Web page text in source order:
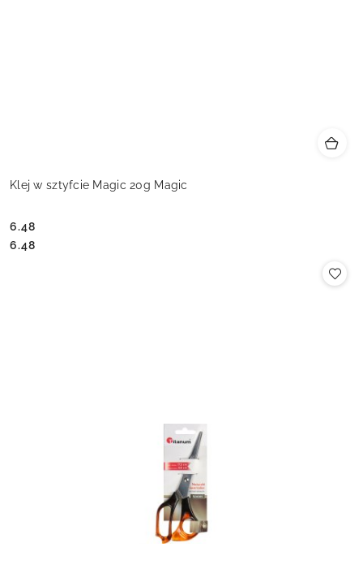
Klej w sztyfcie Magic 20g Magic
Cena:
6.48
Cena:
6.48